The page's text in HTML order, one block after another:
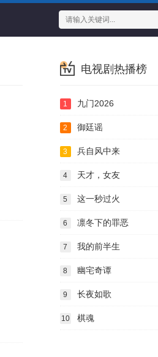
电视剧热播榜
1 九门2026
2 御廷谣
3 兵自风中来
4 天才，女友
5 这一秒过火
6 凛冬下的罪恶
7 我的前半生
8 幽宅奇谭
9 长夜如歌
10 棋魂